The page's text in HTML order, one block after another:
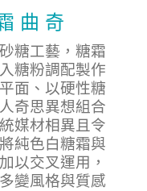
曲 奇
糖工藝，糖霜
糖粉調配製作
面、以硬性糖
奇思異想組合
媒材相異且令
純色白糖霜與
以交叉運用，
變風格與質感